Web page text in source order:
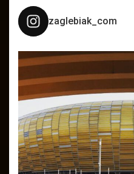
zaglebiak_com